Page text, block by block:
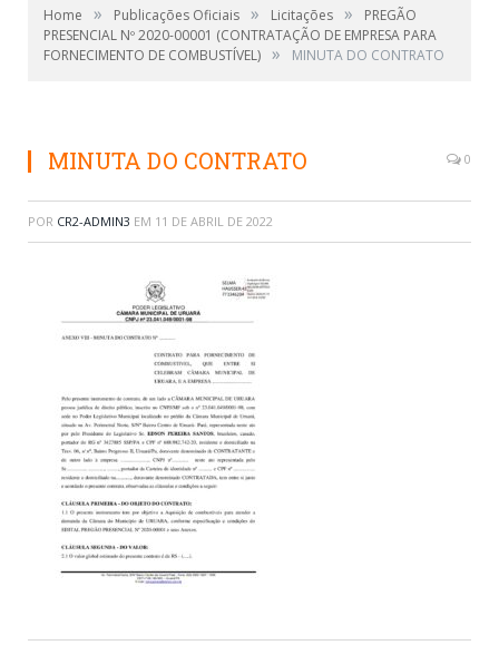
Home » Publicações Oficiais » Licitações »
PREGÃO
PRESENCIAL Nº 2020-00001 (CONTRATAÇÃO DE EMPRESA PARA
FORNECIMENTO DE COMBUSTÍVEL) » MINUTA DO CONTRATO
MINUTA DO CONTRATO 0
POR CR2-ADMIN3 EM 11 DE ABRIL DE 2022